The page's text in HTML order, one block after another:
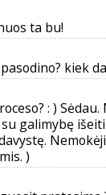
ta bu!
kiek
: )
galimybę
)